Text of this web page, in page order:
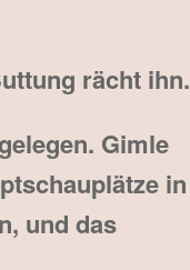
rächt ihn.
Gimle
in
und das